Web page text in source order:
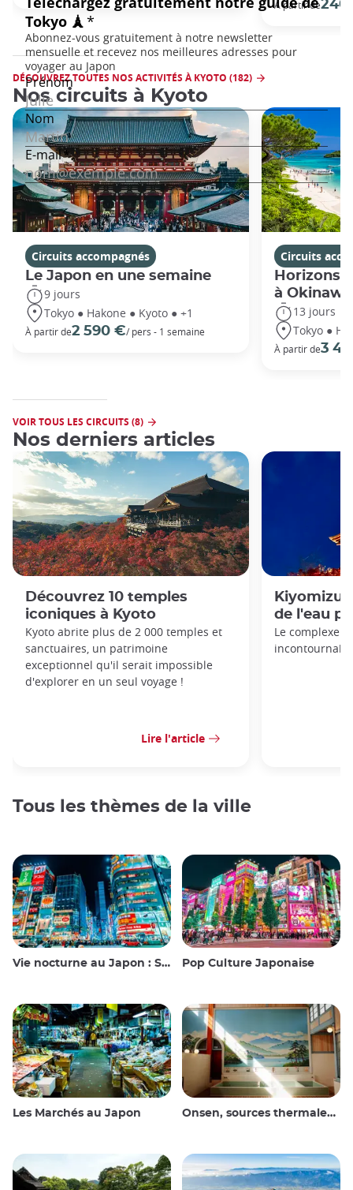
A partir de240
DÉCOUVREZ TOUTES NOS ACTIVITÉS À KYOTO (182)
Nos circuits à Kyoto
Circuits accompagnés
Le Japon en une semaine
9 jours
Tokyo ● Hakone ● Kyoto ● +1
À partir de2 590 €/ pers - 1 semaine
Circuits
Horizons
à Okinawa
13 jours
Tokyo ●
À partir de3
VOIR TOUS LES CIRCUITS (8)
Nos derniers articles
Découvrez 10 temples
iconiques à Kyoto
Kyoto abrite plus de 2 000 temples et
sanctuaires, un patrimoine
exceptionnel qu'il serait impossible
d'explorer en un seul voyage !
Lire l'article
de l'eau
Le complexe
Tous les thèmes de la ville
Vie nocturne au Japon : Sortir, voir et boire Pop Culture Japonaise
Les Marchés au Japon Onsen, sources thermales et bains publics